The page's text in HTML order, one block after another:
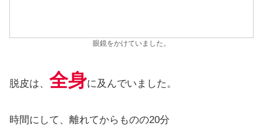
眼鏡をかけていました。
脱皮は、 全身に及んでいました。
時間にして、離れてからものの20分